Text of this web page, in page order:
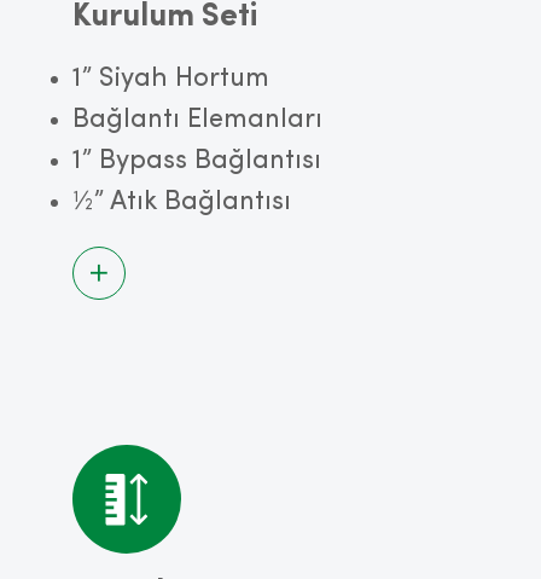
Kurulum Seti
1” Siyah Hortum
Bağlantı Elemanları
1” Bypass Bağlantısı
½” Atık Bağlantısı